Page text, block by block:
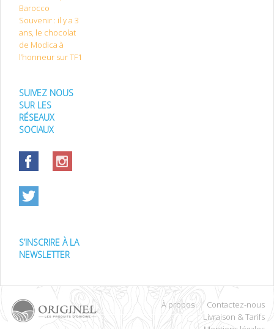
Barocco
Souvenir : il y a 3
ans, le chocolat
de Modica à
l’honneur sur TF1
SUIVEZ NOUS
SUR LES
RÉSEAUX
SOCIAUX
S’INSCRIRE À LA
NEWSLETTER
À propos
Contactez-nous
Livraison & Tarifs